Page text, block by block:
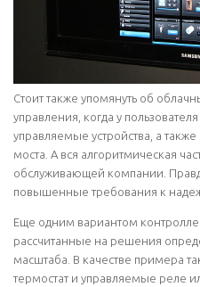
Стоит также упомянуть об
управления, когда у
управляемые устройства, а
моста. А вся алгоритмическая
обслуживающей компании.
повышенные требования к
Еще одним вариантом
рассчитанные на решения
масштаба. В качестве примера
термостат и управляемые реле